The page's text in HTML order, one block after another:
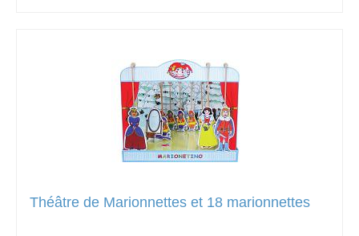
Théâtre de Marionnettes et 18 marionnettes